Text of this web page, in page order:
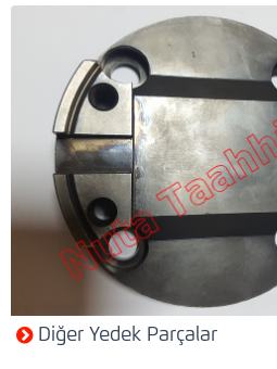
Diğer Yedek Parçalar